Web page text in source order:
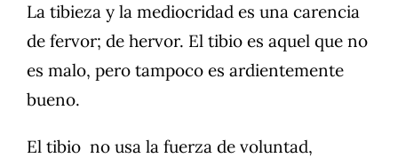
La tibieza y la mediocridad es una carencia
de fervor; de hervor. El tibio es aquel que no
es malo, pero tampoco es ardientemente
bueno.
El tibio no usa la fuerza de voluntad,